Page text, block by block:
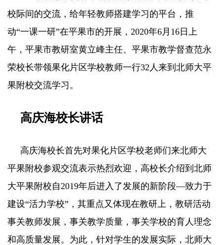
校际间的交流，给年轻教师搭建学习的平台，推
动“一课一研”在平果市的开展，2020年6月16日上
午，平果市教研室黄立峰主任、平果市教学督查范永
荣校长带领果化片区学校教师一行32人来到北师大平
果附校交流学习。
高庆海校长讲话
高庆海校长首先对果化片区学校老师们来北师大
平果附校参观交流表示热烈欢迎，高校长介绍到北师
大平果附校自2019年后进入了发展的新阶段—致力于
建设“活力学校”，其重点又体现在教研上，教研活动
事关教师发展，事关教学质量，事关学校的育人理念
和高质量发展。为此，针对学生的发展实际，北师大